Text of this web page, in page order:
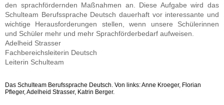
den sprachfördernden Maßnahmen an. Diese Aufgabe wird das
Schulteam Berufssprache Deutsch dauerhaft vor interessante und
wichtige Herausforderungen stellen, wenn unsere Schülerinnen
und Schüler mehr und mehr Sprachförderbedarf aufweisen.
Adelheid Strasser
Fachbereichsleiterin Deutsch
Leiterin Schulteam
Das Schulteam Berufssprache Deutsch. Von links: Anne Kroeger, Florian
Pfleger, Adelheid Strasser, Katrin Berger.